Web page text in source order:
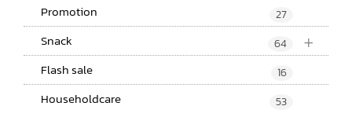
Promotion 27
+
Snack 64
Flash sale 16
Householdcare 53